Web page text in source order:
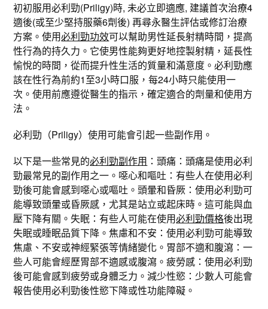
初初服用必利勁(Priligy)時, 未必立即適應, 建議首次治療4
適後(或至少堅持服藥6劑後) 再尋永醫生評估或修訂治療
方案。使用必利勁功效可以幫助男性延長射精時間，提高
性行為的持久力。它使男性能夠更好地控製射精，延長性
愉悅的時間，從而提升性生活的質量和滿意度。必利勁應
該在性行為前約1至3小時口服，每24小時只能使用一
次。使用前應遵從醫生的指示，確定適合的劑量和使用方
法。
必利勁（Priligy）使用可能會引起一些副作用。
以下是一些常見的必利勁副作用 ：頭痛：頭痛是使用必利
勁最常見的副作用之一。噁心和嘔吐：有些人在使用必利
勁後可能會感到噁心或嘔吐。頭暈和昏厥：使用必利勁可
能導致頭暈或昏厥感，尤其是站立或起床時。這可能與血
壓下降有關。失眠：有些人可能在使用必利勁價格後出現
失眠或睡眠品質下降。焦慮和不安：使用必利勁可能導致
焦慮、不安或神經緊張等情緒變化。胃部不適和腹瀉：一
些人可能會經歷胃部不適感或腹瀉。疲勞感：使用必利勁
後可能會感到疲勞或身體乏力。減少性慾：少數人可能會
報告使用必利勁後性慾下降或性功能障礙。